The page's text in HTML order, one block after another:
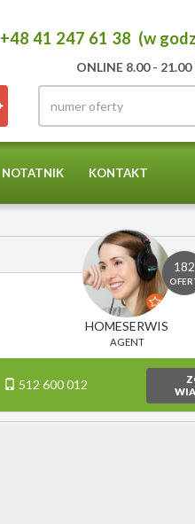
+48 41 247 61 38 (w
ONLINE 8.00 -
NOTATNIK KONTAKT
182
HOMESERWIS
AGENT
512 600 012